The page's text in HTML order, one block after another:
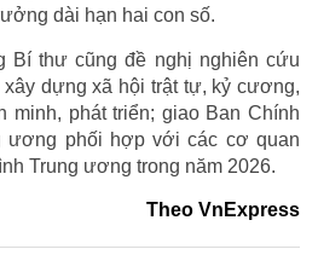
dài hạn hai con số.
Bí thư cũng đề nghị nghiên cứu
dựng xã hội trật tự, kỷ cương,
minh, phát triển; giao Ban Chính
ương phối hợp với các cơ quan
Trung ương trong năm 2026.
Theo VnExpress